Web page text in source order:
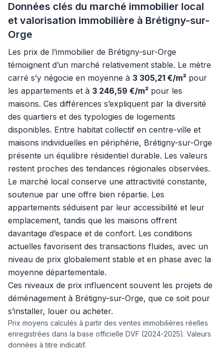
Données clés du marché immobilier local
et valorisation immobilière à Brétigny-sur-
Orge
Les prix de l’immobilier de Brétigny-sur-Orge
témoignent d’un marché relativement stable. Le mètre
carré s’y négocie en moyenne à 3 305,21 €/m² pour
les appartements et à 3 246,59 €/m² pour les
maisons. Ces différences s’expliquent par la diversité
des quartiers et des typologies de logements
disponibles. Entre habitat collectif en centre-ville et
maisons individuelles en périphérie, Brétigny-sur-Orge
présente un équilibre résidentiel durable. Les valeurs
restent proches des tendances régionales observées.
Le marché local conserve une attractivité constante,
soutenue par une offre bien répartie. Les
appartements séduisent par leur accessibilité et leur
emplacement, tandis que les maisons offrent
davantage d’espace et de confort. Les conditions
actuelles favorisent des transactions fluides, avec un
niveau de prix globalement stable et en phase avec la
moyenne départementale.
Ces niveaux de prix influencent souvent les projets de
déménagement à Brétigny-sur-Orge, que ce soit pour
s’installer, louer ou acheter.
Prix moyens calculés à partir des ventes immobilières réelles
enregistrées dans la base officielle DVF (2024-2025). Valeurs
données à titre indicatif.